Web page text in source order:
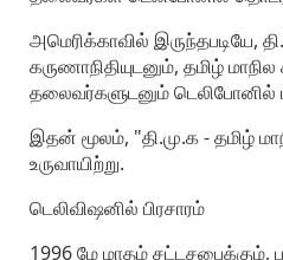
அமெரிக்காவில் இருந்தபடியே,
கருணாநிதியுடனும், தமிழ்
தலைவர்களுடனும் டெலிபோனில்
இதன் மூலம், "தி.மு.க - தமிழ்
உருவாயிற்று.
டெலிவிஷனில் பிரசாரம்
1996 மே மாதம் சட்டசபைக்கும்,